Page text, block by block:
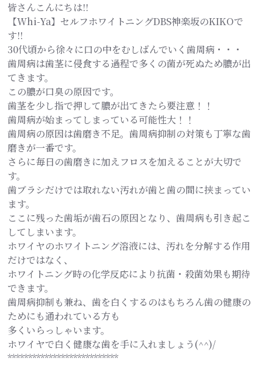
皆さんこんにちは!!
【Whi-Ya】セルフホワイトニングDBS神楽坂のKIKOで
す!!
30代頃から徐々に口の中をむしばんでいく歯周病・・・
歯周病は歯茎に侵食する過程で多くの菌が死ぬため膿が出
てきます。
この膿が口臭の原因です。
歯茎を少し指で押して膿が出てきたら要注意！！
歯周病が始まってしまっている可能性大！！
歯周病の原因は歯磨き不足。歯周病抑制の対策も丁寧な歯
磨きが一番です。
さらに毎日の歯磨きに加えフロスを加えることが大切で
す。
歯ブラシだけでは取れない汚れが歯と歯の間に挟まってい
ます。
ここに残った歯垢が歯石の原因となり、歯周病も引き起こ
してしまいます。
ホワイヤのホワイトニング溶液には、汚れを分解する作用
だけではなく、
ホワイトニング時の化学反応により抗菌・殺菌効果も期待
できます。
歯周病抑制も兼ね、歯を白くするのはもちろん歯の健康の
ためにも通われている方も
多くいらっしゃいます。
ホワイヤで白く健康な歯を手に入れましょう(^^)/
***************************